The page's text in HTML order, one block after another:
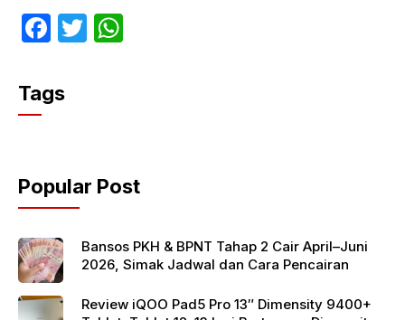
F
c
e
o
o
k
T
p
p
Tags
Popular Post
Bansos PKH & BPNT Tahap 2 Cair April–Juni
2026, Simak Jadwal dan Cara Pencairan
Review iQOO Pad5 Pro 13″ Dimensity 9400+